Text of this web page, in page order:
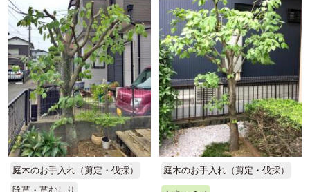
庭木のお手入れ（剪定・伐採）
庭木のお手入れ（剪定・伐採）